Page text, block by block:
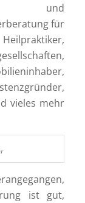
und
für
vieles mehr
ist gut,